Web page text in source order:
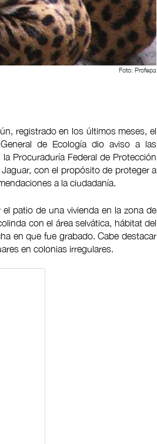
Foto: Profepa
registrado en los últimos meses, el
de Ecología dio aviso a las
Procuraduría Federal de Protección
con el propósito de proteger a
a la ciudadanía.
patio de una vivienda en la zona de
con el área selvática, hábitat del
en que fue grabado. Cabe destacar
en colonias irregulares.